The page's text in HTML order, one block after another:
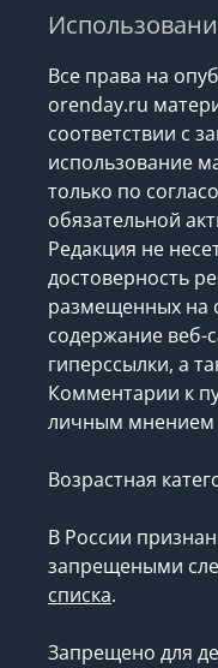
Все права на
orenday.ru
соответствии с
использование
только по
обязательной
Редакция не
достоверность
размещенных на
содержание веб-
гиперссылки, а
Комментарии к
личным мнением
Возрастная
В России
запрещеными
списка.
Запрещено для